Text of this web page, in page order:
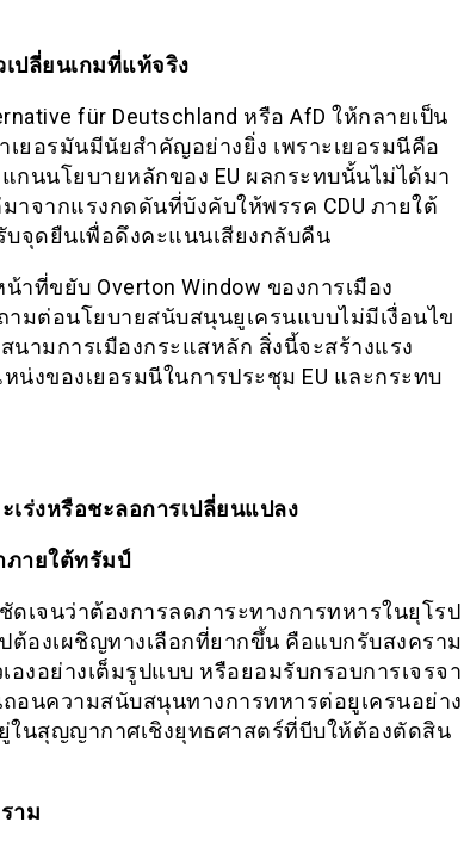
ปลี่ยนเกมที่แท้จริง
für Deutschland หรือ AfD ให้กลายเป็น
ยอรมันมีนัยสำคัญอย่างยิ่ง เพราะเยอรมนีคือ
กนนโยบายหลักของ EU ผลกระทบนั้นไม่ได้มา
าจากแรงกดดันที่บังคับให้พรรค CDU ภายใต้
บจุดยืนเพื่อดึงคะแนนเสียงกลับคืน
าที่ขยับ Overton Window ของการเมือง
ามต่อนโยบายสนับสนุนยูเครนแบบไม่มีเงื่อนไข
นามการเมืองกระแสหลัก สิ่งนี้จะสร้างแรง
งของเยอรมนีในการประชุม EU และกระทบ
ร่งหรือชะลอการเปลี่ยนแปลง
ภายใต้ทรัมป์
เจนว่าต้องการลดภาระทางการทหารในยุโรป
ต้องเผชิญทางเลือกที่ยากขึ้น คือแบกรับสงคราม
งอย่างเต็มรูปแบบ หรือยอมรับกรอบการเจรจา
อนความสนับสนุนทางการทหารต่อยูเครนอย่าง
ในสุญญากาศเชิงยุทธศาสตร์ที่บีบให้ต้องตัดสิน
าม